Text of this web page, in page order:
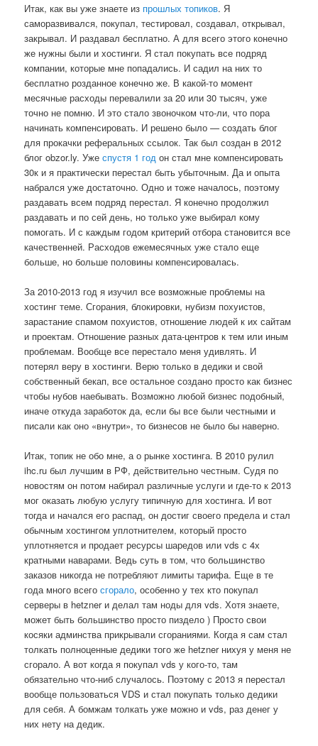
Итак, как вы уже знаете из прошлых топиков. Я
саморазвивался, покупал, тестировал, создавал, открывал,
закрывал. И раздавал бесплатно. А для всего этого конечно
же нужны были и хостинги. Я стал покупать все подряд
компании, которые мне попадались. И садил на них то
бесплатно розданное конечно же. В какой-то момент
месячные расходы перевалили за 20 или 30 тысяч, уже
точно не помню. И это стало звоночком что-ли, что пора
начинать компенсировать. И решено было — создать блог
для прокачки реферальных ссылок. Так был создан в 2012
блог obzor.ly. Ужеспустя 1 год он стал мне компенсировать
30к и я практически перестал быть убыточным. Да и опыта
набрался уже достаточно. Одно и тоже началось, поэтому
раздавать всем подряд перестал. Я конечно продолжил
раздавать и по сей день, но только уже выбирал кому
помогать. И с каждым годом критерий отбора становится все
качественней. Расходов ежемесячных уже стало еще
больше, но больше половины компенсировалась.
За 2010-2013 год я изучил все возможные проблемы на
хостинг теме. Сгорания, блокировки, нубизм похуистов,
зарастание спамом похуистов, отношение людей к их сайтам
и проектам. Отношение разных дата-центров к тем или иным
проблемам. Вообще все перестало меня удивлять. И
потерял веру в хостинги. Верю только в дедики и свой
собственный бекап, все остальное создано просто как бизнес
чтобы нубов наебывать. Возможно любой бизнес подобный,
иначе откуда заработок да, если бы все были честными и
писали как оно «внутри», то бизнесов не было бы наверно.
Итак, топик не обо мне, а о рынке хостинга. В 2010 рулил
ihc.ru был лучшим в РФ, действительно честным. Судя по
новостям он потом набирал различные услуги и где-то к 2013
мог оказать любую услугу типичную для хостинга. И вот
тогда и начался его распад, он достиг своего предела и стал
обычным хостингом уплотнителем, который просто
уплотняется и продает ресурсы шаредов или vds с 4х
кратными наварами. Ведь суть в том, что большинство
заказов никогда не потребляют лимиты тарифа. Еще в те
года много всегосгорало, особенно у тех кто покупал
серверы в hetzner и делал там ноды для vds. Хотя знаете,
может быть большинство просто пиздело ) Просто свои
косяки админства прикрывали сгораниями. Когда я сам стал
толкать полноценные дедики того же hetzner нихуя у меня не
сгорало. А вот когда я покупал vds у кого-то, там
обязательно что-ниб случалось. Поэтому с 2013 я перестал
вообще пользоваться VDS и стал покупать только дедики
для себя. А бомжам толкать уже можно и vds, раз денег у
них нету на дедик.